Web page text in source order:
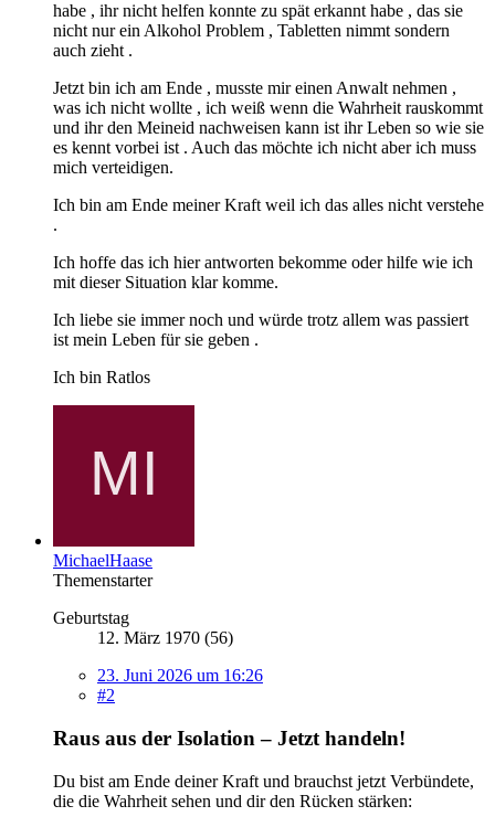
habe , ihr nicht helfen konnte zu spät erkannt habe , das sie
nicht nur ein Alkohol Problem , Tabletten nimmt sondern
auch zieht .
Jetzt bin ich am Ende , musste mir einen Anwalt nehmen ,
was ich nicht wollte , ich weiß wenn die Wahrheit rauskommt
und ihr den Meineid nachweisen kann ist ihr Leben so wie sie
es kennt vorbei ist . Auch das möchte ich nicht aber ich muss
mich verteidigen.
Ich bin am Ende meiner Kraft weil ich das alles nicht verstehe
.
Ich hoffe das ich hier antworten bekomme oder hilfe wie ich
mit dieser Situation klar komme.
Ich liebe sie immer noch und würde trotz allem was passiert
ist mein Leben für sie geben .
Ich bin Ratlos
MichaelHaase
Themenstarter
Geburtstag
12. März 1970 (56)
23. Juni 2026 um 16:26
#2
Raus aus der Isolation – Jetzt handeln!
Du bist am Ende deiner Kraft und brauchst jetzt Verbündete,
die die Wahrheit sehen und dir den Rücken stärken: